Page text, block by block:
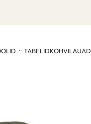
TABELIDKOHVILAUAD